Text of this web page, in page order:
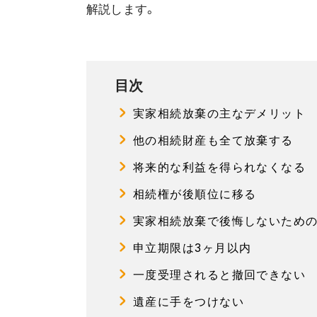
解説します。
目次
実家相続放棄の主なデメリット
他の相続財産も全て放棄する
将来的な利益を得られなくなる
相続権が後順位に移る
実家相続放棄で後悔しないため
申立期限は3ヶ月以内
一度受理されると撤回できない
遺産に手をつけない